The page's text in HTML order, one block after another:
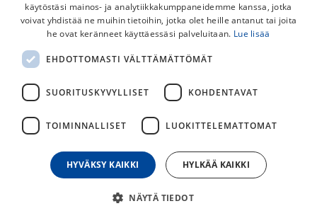
OXFORD Aqua Evo Adventure
Daytripper Tankolaukku
heijastavat yksityiskohdat ja sisätaskut puhelimelle ja
39,00€
käytöstäsi mainos- ja analytiikkakumppaneidemme kanssa, jotka
voivat yhdistää ne muihin tietoihin, jotka olet heille antanut tai joita
he ovat keränneet käyttäessäsi palveluitaan. Lue lisää
EHDOTTOMASTI VÄLTTÄMÄTTÖMÄT
SUORITUSKYVYLLISET KOHDENTAVAT
TOIMINNALLISET LUOKITTELEMATTOMAT
HYVÄKSY KAIKKI HYLKÄÄ KAIKKI
NÄYTÄ TIEDOT